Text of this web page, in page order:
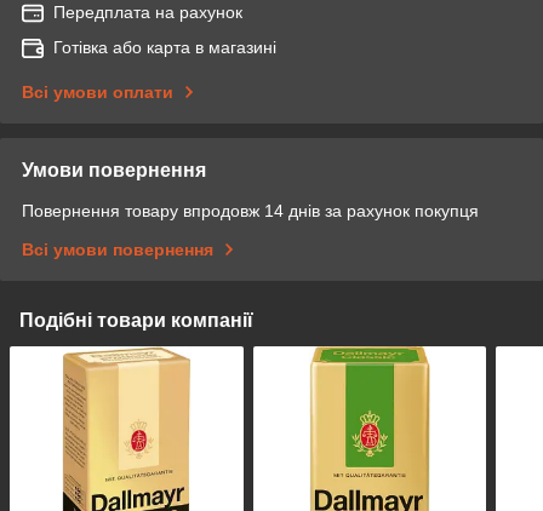
Передплата на рахунок
Готівка або карта в магазині
Всі умови оплати
Умови повернення
Повернення товару впродовж 14 днів за рахунок покупця
Всі умови повернення
Подібні товари компанії